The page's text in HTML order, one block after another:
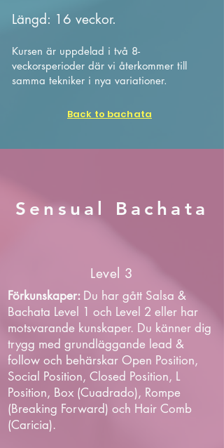
Längd: 16 veckor.
Kursen är uppdelad i två 8-
veckorsperioder där vi återkommer till
samma tekniker i nya variationer.
Back to bachata
Sensual Bachata
Level 3
Förkunskaper: Du har gått Salsa &
Bachata Level 1 och Level 2 eller har
motsvarande kunskaper. Du känner dig
trygg med grundläggande lead &
follow och behärskar Open Position,
Social Position, Closed Position, L
Position, Box (Cuadrado), Rompe
(Breaking Forward) och Hair Comb
(Caricia).